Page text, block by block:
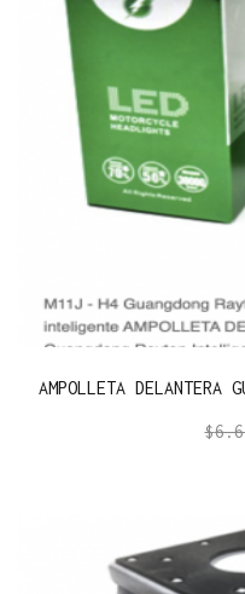
AMPOLLETA DELANTERA
$